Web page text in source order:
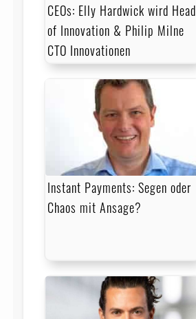
CEOs: Elly Hardwick wird Head
of Innovation & Philip Milne
CTO Innovationen
Instant Payments: Segen oder
Chaos mit Ansage?